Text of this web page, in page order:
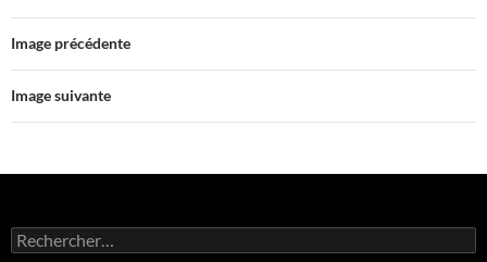
Image précédente
Image suivante
Rechercher :